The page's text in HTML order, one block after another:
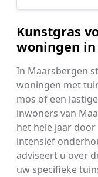
Kunstgras
woningen
In Maarsbergen
woningen met
mos of een
inwoners van
het hele jaar
intensief
adviseert u over
uw specifieke